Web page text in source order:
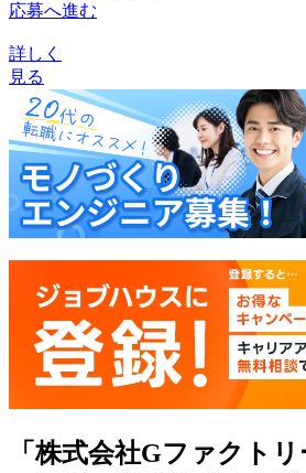
応募へ進む
詳しく
見る
「株式会社Gファクトリ